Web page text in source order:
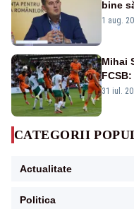
bine
alertei
1 aug.
Mihai
190
31 iul.
CATEGORII
Actualitate
Politica